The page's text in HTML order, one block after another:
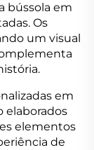
bússola em
Os
um visual
em
elaborados
elementos
de